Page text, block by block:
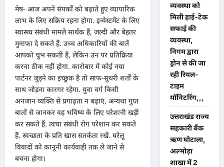
मेष- आज अपने संपर्कों को बढ़ाते हुए व्यापारिक
लाभ के लिए सक्रिय रहना होगा. इन्वेस्टमेंट के लिए
स्वास्थ्य संबंधी मामले सार्थक हैं, जल्दी और बेहतर
मुनाफा दे सकते हैं. उच्च अधिकारियों की बातें
आपको चुभ सकती हैं, लेकिन उन पर प्रतिक्रिया
करना ठीक नहीं होगा. कारोबार में कोई नया
पार्टनर जुड़ने का इच्छुक है तो साफ-सुथरी शर्तों के
साथ जोड़ना कारगर रहेगा. युवा वर्ग किसी
अनजान व्यक्ति से प्रगाढ़ता न बढ़ाएं, अन्यथा गुप्त
बातों से जानकर वह भविष्य के लिए परेशानी खड़ी
कर सकते हैं. त्वचा संबंधी रोग परेशान कर सकते
हैं. स्वच्छता के प्रति खास सतर्कता रखें. घरेलू
विवादों को कानूनी कार्यवाही तक ले जाने से
बचना होगा।
व्यवस्था को
मिली हाई-टेक
सफाई की
व्यवस्था,
निगम द्वारा
ड्रोन से की जा
रही रियल-
टाइम
मॉनिटरिंग,,,
उत्तराखंड राज्य
सहकारी बैंक
ऋण घोटाला,
अल्मोड़ा
शाखा में 2